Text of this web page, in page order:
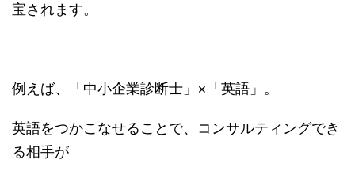
宝されます。
例えば、「中小企業診断士」×「英語」。
英語をつかこなせることで、コンサルティングでき
る相手が